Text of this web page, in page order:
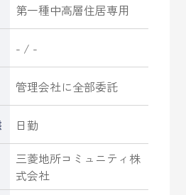
第一種中高層住居専用
- / -
管理会社に全部委託
日勤
三菱地所コミュニティ株
式会社